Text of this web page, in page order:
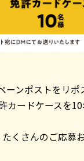
ーンポストをリ
カードケースを
くさんのご応募